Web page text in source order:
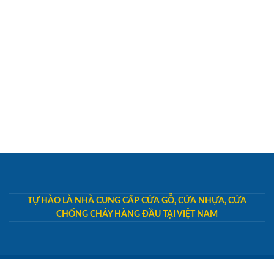
TỰ HÀO LÀ NHÀ CUNG CẤP CỬA GỖ, CỬA NHỰA, CỬA
CHỐNG CHÁY HÀNG ĐẦU TẠI VIỆT NAM